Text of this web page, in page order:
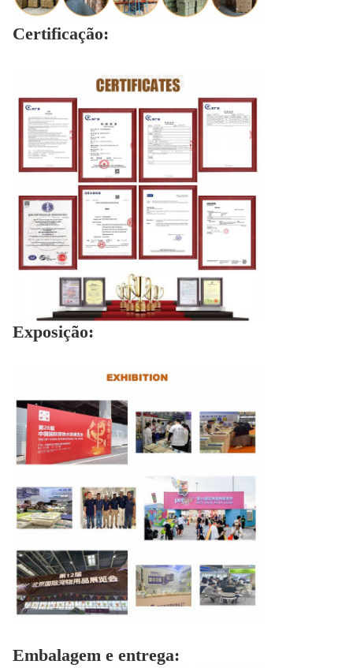
Certificação:
Exposição:
Embalagem e entrega: